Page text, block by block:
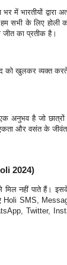
भारतीयों द्वारा
के लिए होली
का प्रतीक है।
को खुलकर व्यक्त
अनुभव है जो
और वसंत के
2024)
नहीं पाते हैं।
Holi SMS,
Twitter,